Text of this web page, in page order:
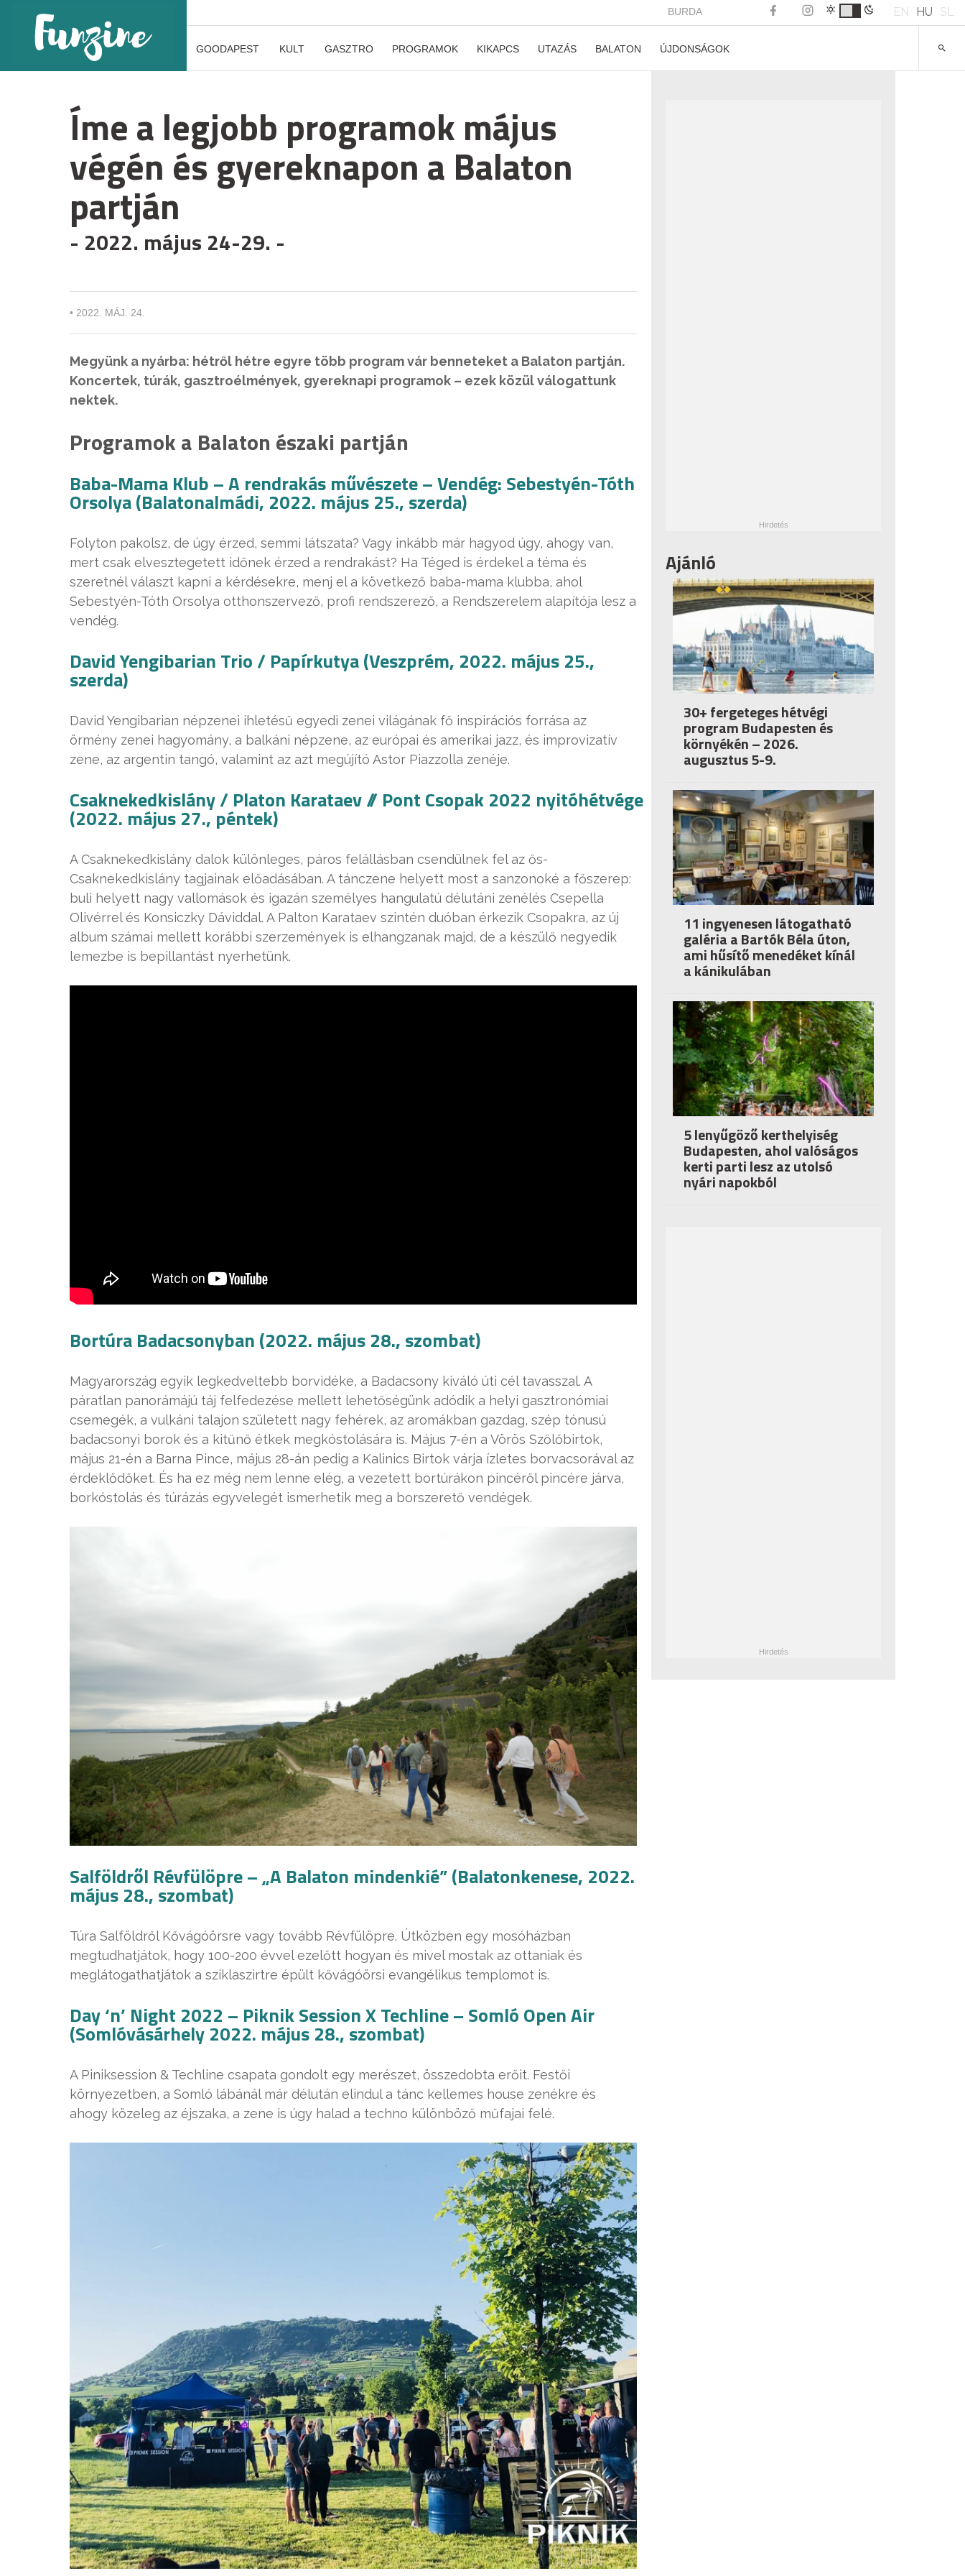
BURDA EN HU SL
GOODAPEST KULT GASZTRO PROGRAMOK KIKAPCS UTAZÁS BALATON ÚJDONSÁGOK
Íme a legjobb programok május
végén és gyereknapon a Balaton
partján
- 2022. május 24-29. -
• 2022. MÁJ. 24.
Megyünk a nyárba: hétről hétre egyre több program vár benneteket a Balaton partján.
Koncertek, túrák, gasztroélmények, gyereknapi programok – ezek közül válogattunk
nektek.
Programok a Balaton északi partján
Baba-Mama Klub – A rendrakás művészete – Vendég: Sebestyén-Tóth
Orsolya (Balatonalmádi, 2022. május 25., szerda)
Folyton pakolsz, de úgy érzed, semmi látszata? Vagy inkább már hagyod úgy, ahogy van,
mert csak elvesztegetett időnek érzed a rendrakást? Ha Téged is érdekel a téma és
szeretnél választ kapni a kérdésekre, menj el a következő baba-mama klubba, ahol
Sebestyén-Tóth Orsolya otthonszervező, profi rendszerező, a Rendszerelem alapítója lesz a
vendég.
David Yengibarian Trio / Papírkutya (Veszprém, 2022. május 25.,
szerda)
David Yengibarian népzenei ihletésű egyedi zenei világának fő inspirációs forrása az
örmény zenei hagyomány, a balkáni népzene, az európai és amerikai jazz, és improvizatív
zene, az argentin tangó, valamint az azt megújító Astor Piazzolla zenéje.
Csaknekedkislány / Platon Karataev // Pont Csopak 2022 nyitóhétvége
(2022. május 27., péntek)
A Csaknekedkislány dalok különleges, páros felállásban csendülnek fel az ős-
Csaknekedkislány tagjainak előadásában. A tánczene helyett most a sanzonoké a főszerep:
buli helyett nagy vallomások és igazán személyes hangulatú délutáni zenélés Csepella
Olivérrel és Konsiczky Dáviddal. A Palton Karataev szintén duóban érkezik Csopakra, az új
album számai mellett korábbi szerzemények is elhangzanak majd, de a készülő negyedik
lemezbe is bepillantást nyerhetünk.
Bortúra Badacsonyban (2022. május 28., szombat)
Magyarország egyik legkedveltebb borvidéke, a Badacsony kiváló úti cél tavasszal. A
páratlan panorámájú táj felfedezése mellett lehetőségünk adódik a helyi gasztronómiai
csemegék, a vulkáni talajon született nagy fehérek, az aromákban gazdag, szép tónusú
badacsonyi borok és a kitűnő étkek megkóstolására is. Május 7-én a Vörös Szőlőbirtok,
május 21-én a Barna Pince, május 28-án pedig a Kalinics Birtok várja ízletes borvacsorával az
érdeklődőket. És ha ez még nem lenne elég, a vezetett bortúrákon pincéről pincére járva,
borkóstolás és túrázás egyvelegét ismerhetik meg a borszerető vendégek.
Salföldről Révfülöpre – „A Balaton mindenkié” (Balatonkenese, 2022.
május 28., szombat)
Túra Salföldről Kővágóörsre vagy tovább Révfülöpre. Útközben egy mosóházban
megtudhatjátok, hogy 100-200 évvel ezelőtt hogyan és mivel mostak az ottaniak és
meglátogathatjátok a sziklaszirtre épült kővágóörsi evangélikus templomot is.
Day ‘n’ Night 2022 – Piknik Session X Techline – Somló Open Air
(Somlóvásárhely 2022. május 28., szombat)
A Piniksession & Techline csapata gondolt egy merészet, összedobta erőit. Festői
környezetben, a Somló lábánál már délután elindul a tánc kellemes house zenékre és
ahogy közeleg az éjszaka, a zene is úgy halad a techno különböző műfajai felé.
Ajánló
30+ fergeteges hétvégi
program Budapesten és
környékén – 2026.
augusztus 5-9.
11 ingyenesen látogatható
galéria a Bartók Béla úton,
ami hűsítő menedéket kínál
a kánikulában
5 lenyűgöző kerthelyiség
Budapesten, ahol valóságos
kerti parti lesz az utolsó
nyári napokból